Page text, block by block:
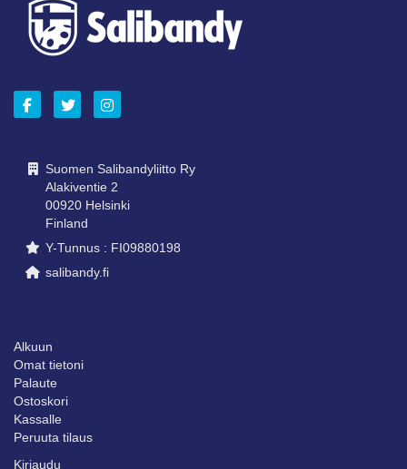
Suomen Salibandyliitto Ry
Alakiventie 2
00920 Helsinki
Finland
Y-Tunnus : FI09880198
salibandy.fi
Alkuun
Omat tietoni
Palaute
Ostoskori
Kassalle
Peruuta tilaus
Kirjaudu